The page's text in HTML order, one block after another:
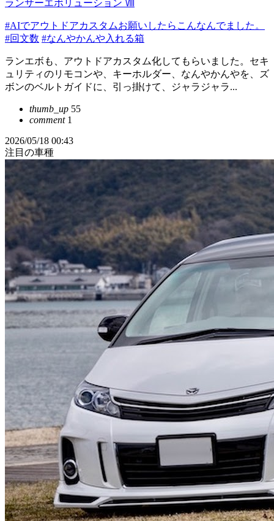
ランサーエボリューション Ⅷ
#AIでアウトドアカスタムお願いしたらこんなんでました。
#回文数 #なんやかんや入れる箱
ランエボも、アウトドアカスタム化してもらいました。セキ
ュリティのリモコンや、キーホルダー、なんやかんやを、ズ
ボンのベルトガイドに、引っ掛けて、ジャラジャラ...
thumb_up 55
comment1
2026/05/18 00:43
注目の車種